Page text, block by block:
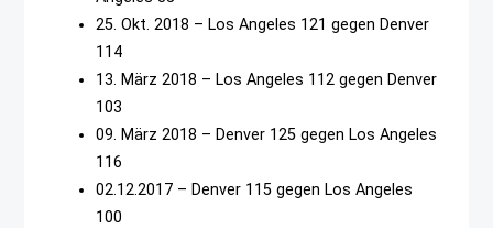
25. Okt. 2018 – Los Angeles 121 gegen Denver
114
13. März 2018 – Los Angeles 112 gegen Denver
103
09. März 2018 – Denver 125 gegen Los Angeles
116
02.12.2017 – Denver 115 gegen Los Angeles
100